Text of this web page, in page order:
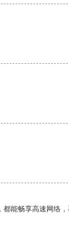
能畅享高速网络